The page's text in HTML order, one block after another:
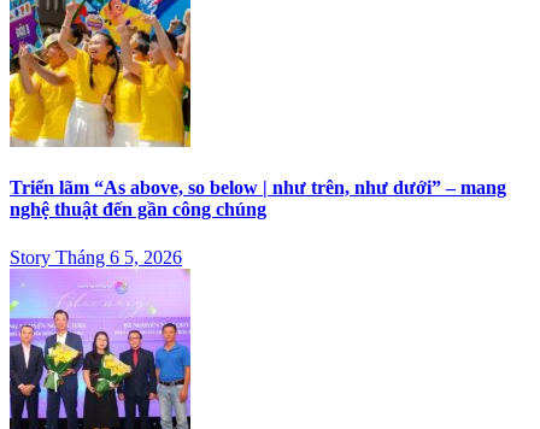
Triển lãm “As above, so below | như trên, như dưới” – mang
nghệ thuật đến gần công chúng
Story Tháng 6 5, 2026